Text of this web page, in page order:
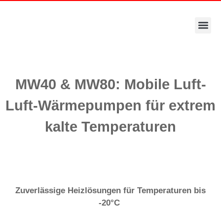
MW40 & MW80: Mobile Luft-
Luft-Wärmepumpen für extrem
kalte Temperaturen
Zuverlässige Heizlösungen für Temperaturen bis
-20°C